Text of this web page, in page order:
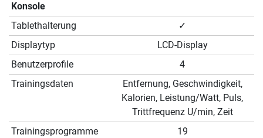
Konsole
Tablethalterung
✓
Displaytyp
LCD-Display
Benutzerprofile
4
Trainingsdaten
Entfernung, Geschwindigkeit,
Kalorien, Leistung/Watt, Puls,
Trittfrequenz U/min, Zeit
Trainingsprogramme
19